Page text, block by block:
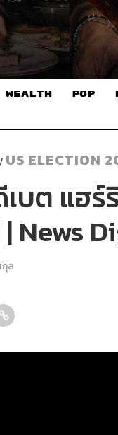
WEALTH POP
/ US ELECTION
บต แฮร์
News
กุล